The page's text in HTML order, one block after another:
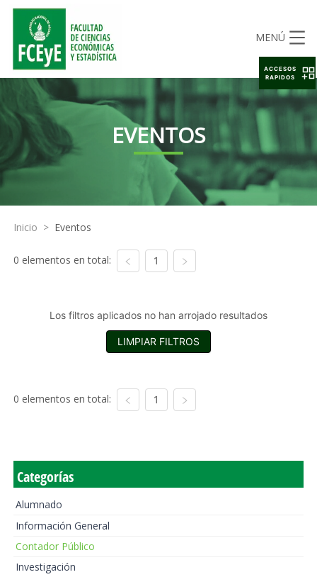
MENÚ
EVENTOS
Inicio > Eventos
0 elementos en total: 1
Los filtros aplicados no han arrojado resultados
LIMPIAR FILTROS
0 elementos en total: 1
Categorías
Alumnado
Información General
Contador Público
Investigación
ACCESOS
RAPIDOS